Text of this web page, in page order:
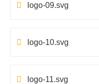
logo-09.svg
logo-10.svg
logo-11.svg